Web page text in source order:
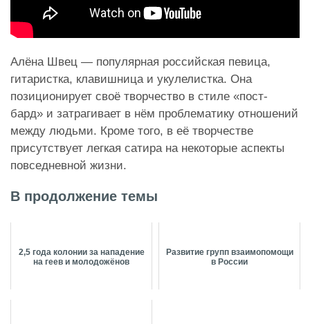
Алёна Швец — популярная российская певица,
гитаристка, клавишница и укулелистка. Она
позиционирует своё творчество в стиле «пост-
бард» и затрагивает в нём проблематику отношений
между людьми. Кроме того, в её творчестве
присутствует легкая сатира на некоторые аспекты
повседневной жизни.
В продолжение темы
2,5 года колонии за нападение
на геев и молодожёнов
Развитие групп взаимопомощи
в России